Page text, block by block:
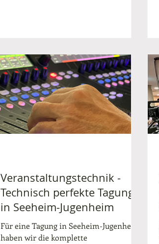
Erfahrung des Kameramanns an, dass
aich nicht verpasst wird. Häufig
arbeiten wir jedoch mit mindestens
zwei Kameras oder auch gerne drei
Kameras für Podiumsdiskussionen. Hier
kümmern
Veranstaltungstechnik -
Technisch perfekte Tagung
in Seeheim-Jugenheim
Für eine Tagung in Seeheim-Jugenheim
haben wir die komplette